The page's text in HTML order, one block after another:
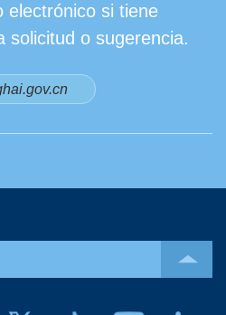
electrónico si tiene
solicitud o sugerencia.